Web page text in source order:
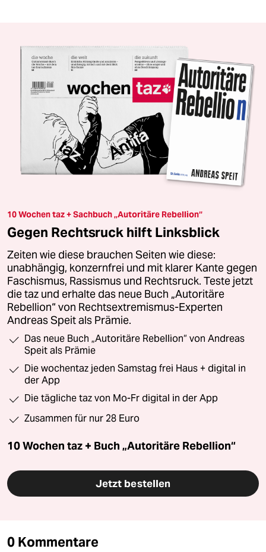
10 Wochen taz + Sachbuch „Autoritäre Rebellion“
Gegen Rechtsruck hilft Linksblick
Zeiten wie diese brauchen Seiten wie diese:
unabhängig, konzernfrei und mit klarer Kante gegen
Faschismus, Rassismus und Rechtsruck. Teste jetzt
die taz und erhalte das neue Buch „Autoritäre
Rebellion“ von Rechtsextremismus-Experten
Andreas Speit als Prämie.
Das neue Buch „Autoritäre Rebellion“ von Andreas
Speit als Prämie
Die wochentaz jeden Samstag frei Haus + digital in
der App
Die tägliche taz von Mo-Fr digital in der App
Zusammen für nur 28 Euro
10 Wochen taz + Buch „Autoritäre Rebellion“
Jetzt bestellen
0 Kommentare